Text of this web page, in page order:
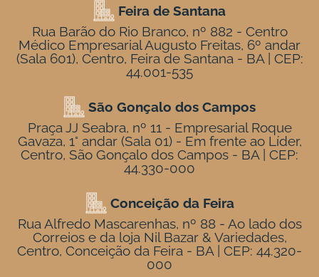
Feira de Santana
Rua Barão do Rio Branco, nº 882 - Centro
Médico Empresarial Augusto Freitas, 6º andar
(Sala 601), Centro, Feira de Santana - BA | CEP:
44.001-535
São Gonçalo dos Campos
Praça JJ Seabra, nº 11 - Empresarial Roque
Gavaza, 1° andar (Sala 01) - Em frente ao Líder,
Centro, São Gonçalo dos Campos - BA | CEP:
44.330-000
Conceição da Feira
Rua Alfredo Mascarenhas, nº 88 - Ao lado dos
Correios e da loja Nil Bazar & Variedades,
Centro, Conceição da Feira - BA | CEP: 44.320-
000